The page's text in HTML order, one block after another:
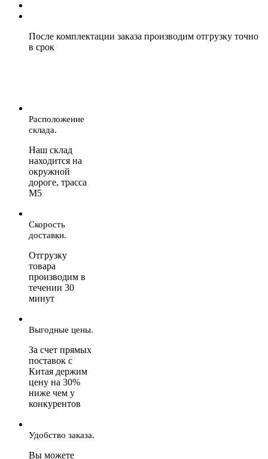
После комплектации заказа производим отгрузку точно
в срок
Расположение
склада.
Наш склад
находится на
окружной
дороге, трасса
М5
Скорость
доставки.
Отгрузку
товара
производим в
течении 30
минут
Выгодные цены.
За счет прямых
поставок с
Китая держим
цену на 30%
ниже чем у
конкурентов
Удобство заказа.
Вы можете